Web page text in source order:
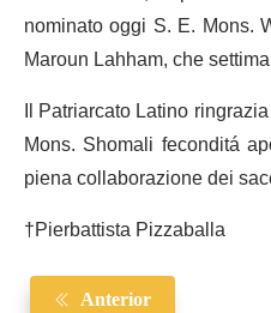
nominato oggi S. E. Mons.
Maroun Lahham, che
Il Patriarcato Latino
Mons. Shomali feconditá
piena collaborazione dei
†Pierbattista Pizzaballa
Anterior